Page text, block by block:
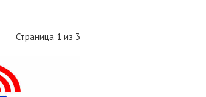
Страница 1 из 3